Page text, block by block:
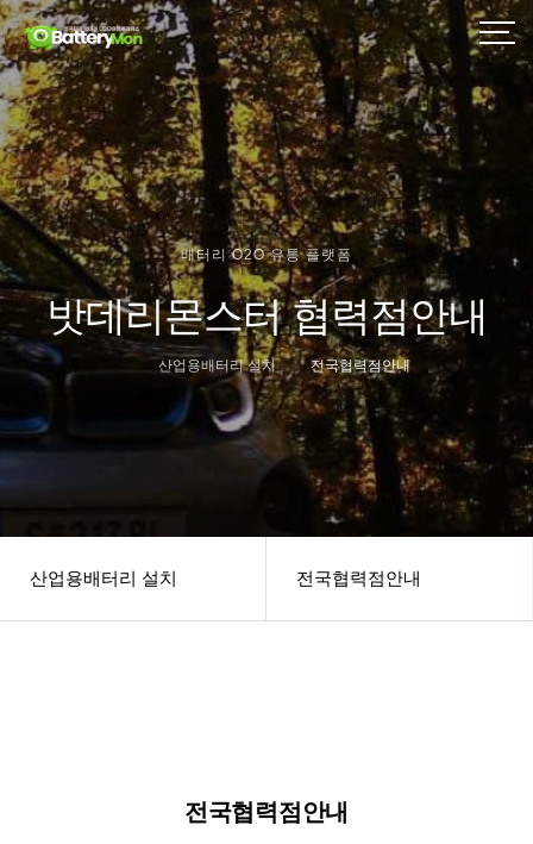
배터리 O2O 유통 플랫폼
밧데리몬스터 협력점안내
산업용배터리 설치 전국협력점안내
산업용배터리 설치 전국협력점안내
전국협력점안내